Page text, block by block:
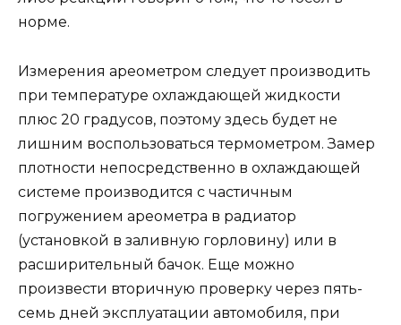
норме.
Измерения ареометром следует производить
при температуре охлаждающей жидкости
плюс 20 градусов, поэтому здесь будет не
лишним воспользоваться термометром. Замер
плотности непосредственно в охлаждающей
системе производится с частичным
погружением ареометра в радиатор
(установкой в заливную горловину) или в
расширительный бачок. Еще можно
произвести вторичную проверку через пять-
семь дней эксплуатации автомобиля, при